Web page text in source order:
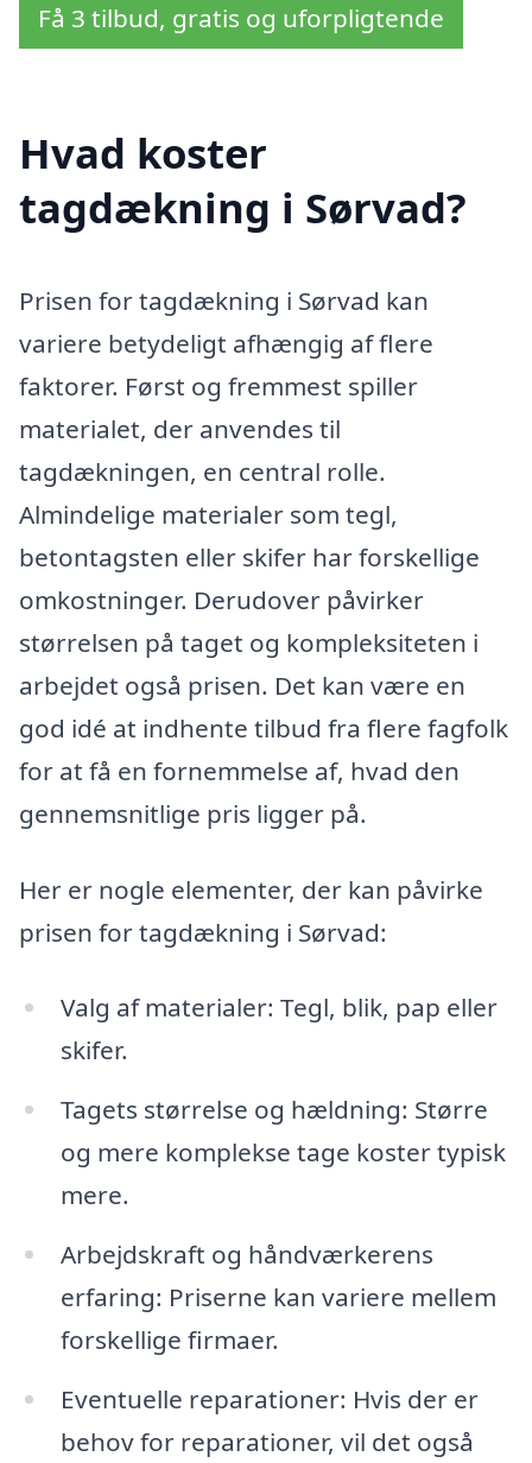
Få 3 tilbud, gratis og uforpligtende
Hvad koster
tagdækning i Sørvad?
Prisen for tagdækning i Sørvad kan
variere betydeligt afhængig af flere
faktorer. Først og fremmest spiller
materialet, der anvendes til
tagdækningen, en central rolle.
Almindelige materialer som tegl,
betontagsten eller skifer har forskellige
omkostninger. Derudover påvirker
størrelsen på taget og kompleksiteten i
arbejdet også prisen. Det kan være en
god idé at indhente tilbud fra flere fagfolk
for at få en fornemmelse af, hvad den
gennemsnitlige pris ligger på.
Her er nogle elementer, der kan påvirke
prisen for tagdækning i Sørvad:
Valg af materialer: Tegl, blik, pap eller
skifer.
Tagets størrelse og hældning: Større
og mere komplekse tage koster typisk
mere.
Arbejdskraft og håndværkerens
erfaring: Priserne kan variere mellem
forskellige firmaer.
Eventuelle reparationer: Hvis der er
behov for reparationer, vil det også